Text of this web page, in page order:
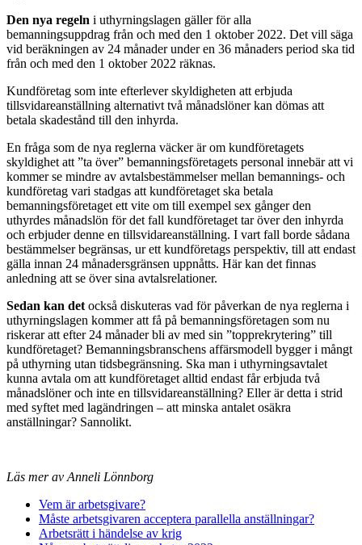
Den nya regeln i uthyrningslagen gäller för alla
bemanningsuppdrag från och med den 1 oktober 2022. Det vill säga
vid beräkningen av 24 månader under en 36 månaders period ska tid
från och med den 1 oktober 2022 räknas.
Kundföretag som inte efterlever skyldigheten att erbjuda
tillsvidareanställning alternativt två månadslöner kan dömas att
betala skadestånd till den inhyrda.
En fråga som de nya reglerna väcker är om kundföretagets
skyldighet att ”ta över” bemanningsföretagets personal innebär att vi
kommer se mindre av avtalsbestämmelser mellan bemannings- och
kundföretag vari stadgas att kundföretaget ska betala
bemanningsföretaget ett vite om till exempel sex gånger den
uthyrdes månadslön för det fall kundföretaget tar över den inhyrda
och erbjuder denne en tillsvidareanställning. I vart fall borde sådana
bestämmelser begränsas, ur ett kundföretags perspektiv, till att endast
gälla innan 24 månadersgränsen uppnåtts. Här kan det finnas
anledning att se över sina avtalsrelationer.
Sedan kan det också diskuteras vad för påverkan de nya reglerna i
uthyrningslagen kommer att få på bemanningsföretagen som nu
riskerar att efter 24 månader bli av med sin ”topprekrytering” till
kundföretaget? Bemanningsbranschens affärsmodell bygger i mångt
på uthyrning utan tidsbegränsning. Ska man i uthyrningsavtalet
kunna avtala om att kundföretaget alltid endast får erbjuda två
månadslöner och inte en tillsvidareanställning? Eller är detta i strid
med syftet med lagändringen – att minska antalet osäkra
anställningar? Sannolikt.
Läs mer av Anneli Lönnborg
Vem är arbetsgivare?
Måste arbetsgivaren acceptera parallella anställningar?
Arbetsrätt i händelse av krig